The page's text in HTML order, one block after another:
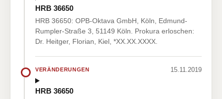
HRB 36650
HRB 36650: OPB-Oktava GmbH, Köln, Edmund-
Rumpler-Straße 3, 51149 Köln. Prokura erloschen:
Dr. Heitger, Florian, Kiel, *XX.XX.XXXX.
VERÄNDERUNGEN 15.11.2019
HRB 36650